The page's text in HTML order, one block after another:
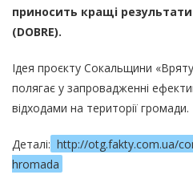
приносить кращі
(DOBRE).
Ідея проєкту Сокальщини
полягає у запровадженні
відходами на території громади.
Деталі: http://otg.fakty.com.ua/
hromada